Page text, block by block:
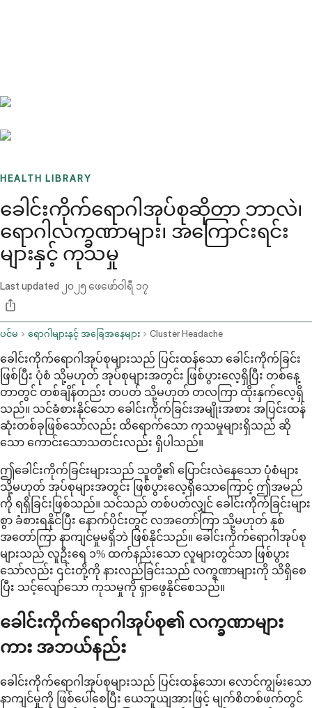
HEALTH LIBRARY
ခေါင်းကိုက်ရောဂါအုပ်စုဆိုတာ ဘာလဲ၊
ရောဂါလက္ခဏာများ၊ အကြောင်းရင်း
များနှင့် ကုသမှု
Last updated ၂၀၂၅ ဖေဖော်ဝါရီ ၁၇
ပင်မ ရောဂါများနှင့် အခြေအနေများ Cluster Headache
ခေါင်းကိုက်ရောဂါအုပ်စုများသည် ပြင်းထန်သော ခေါင်းကိုက်ခြင်း
ဖြစ်ပြီး ပုံစံ သို့မဟုတ် အုပ်စုများအတွင်း ဖြစ်ပွားလေ့ရှိပြီး တစ်နေ့
တာတွင် တစ်ချိန်တည်း တပတ် သို့မဟုတ် တလကြာ ထိုးနှက်လေ့ရှိ
သည်။ သင်ခံစားနိုင်သော ခေါင်းကိုက်ခြင်းအမျိုးအစား အပြင်းထန်
ဆုံးတစ်ခုဖြစ်သော်လည်း ထိရောက်သော ကုသမှုများရှိသည် ဆို
သော ကောင်းသောသတင်းလည်း ရှိပါသည်။
ဤခေါင်းကိုက်ခြင်းများသည် သူတို့၏ ပြောင်းလဲနေသော ပုံစံများ
သို့မဟုတ် အုပ်စုများအတွင်း ဖြစ်ပွားလေ့ရှိသောကြောင့် ဤအမည်
ကို ရရှိခြင်းဖြစ်သည်။ သင်သည် တစ်ပတ်လျှင် ခေါင်းကိုက်ခြင်းများ
စွာ ခံစားရနိုင်ပြီး နောက်ပိုင်းတွင် လအတော်ကြာ သို့မဟုတ် နှစ်
အတော်ကြာ နာကျင်မှုမရှိဘဲ ဖြစ်နိုင်သည်။ ခေါင်းကိုက်ရောဂါအုပ်စု
များသည် လူဦးရေ ၁% ထက်နည်းသော လူများတွင်သာ ဖြစ်ပွား
သော်လည်း ၎င်းတို့ကို နားလည်ခြင်းသည် လက္ခဏာများကို သိရှိစေ
ပြီး သင့်လျော်သော ကုသမှုကို ရှာဖွေနိုင်စေသည်။
ခေါင်းကိုက်ရောဂါအုပ်စု၏ လက္ခဏာများ
ကား အဘယ်နည်း
ခေါင်းကိုက်ရောဂါအုပ်စုများသည် ပြင်းထန်သော၊ လောင်ကျွမ်းသော
နာကျင်မှုကို ဖြစ်ပေါ်စေပြီး ယေဘူယျအားဖြင့် မျက်စိတစ်ဖက်တွင်